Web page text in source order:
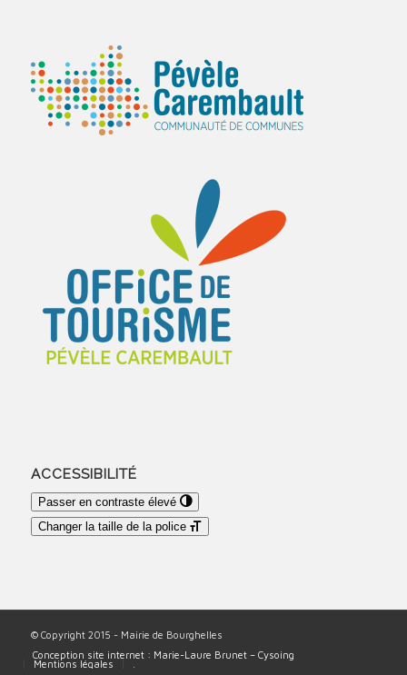
ACCESSIBILITÉ
Passer en contraste élevé
Changer la taille de la police
© Copyright 2015 - Mairie de Bourghelles
Conception site internet : Marie-Laure Brunet – Cysoing
Mentions légales